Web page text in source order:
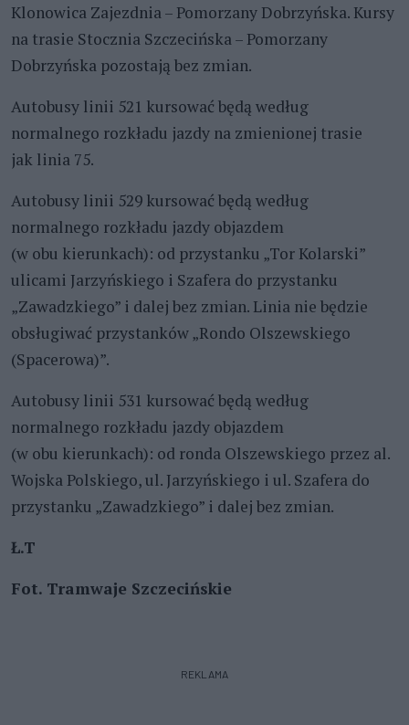
Klonowica Zajezdnia – Pomorzany Dobrzyńska. Kursy
na trasie Stocznia Szczecińska – Pomorzany
Dobrzyńska pozostają bez zmian.
Autobusy linii 521 kursować będą według
normalnego rozkładu jazdy na zmienionej trasie
jak linia 75.
Autobusy linii 529 kursować będą według
normalnego rozkładu jazdy objazdem
(w obu kierunkach): od przystanku „Tor Kolarski”
ulicami Jarzyńskiego i Szafera do przystanku
„Zawadzkiego” i dalej bez zmian. Linia nie będzie
obsługiwać przystanków „Rondo Olszewskiego
(Spacerowa)”.
Autobusy linii 531 kursować będą według
normalnego rozkładu jazdy objazdem
(w obu kierunkach): od ronda Olszewskiego przez al.
Wojska Polskiego, ul. Jarzyńskiego i ul. Szafera do
przystanku „Zawadzkiego” i dalej bez zmian.
Ł.T
Fot. Tramwaje Szczecińskie
REKLAMA